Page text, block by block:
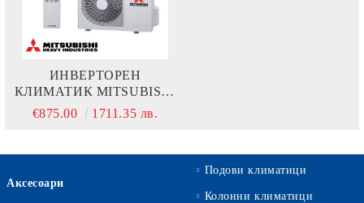
ИНВЕРТОРЕН
КЛИМАТИК MITSUBISHI
HEAVY INDUSTRIES
€875.00 1711.35 лв.
Аксесоари
Подови климатици
Колонни климатици